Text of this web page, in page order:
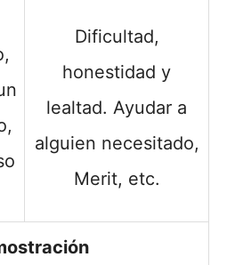
Dificultad,
honestidad y
lealtad. Ayudar a
alguien necesitado,
Merit, etc.